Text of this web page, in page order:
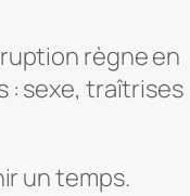
règne en
: sexe, traîtrises
un temps.